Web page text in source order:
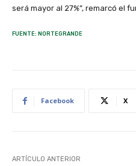
será mayor al 27%”, remarcó el
FUENTE: NORTEGRANDE
Facebook X
ARTÍCULO ANTERIOR